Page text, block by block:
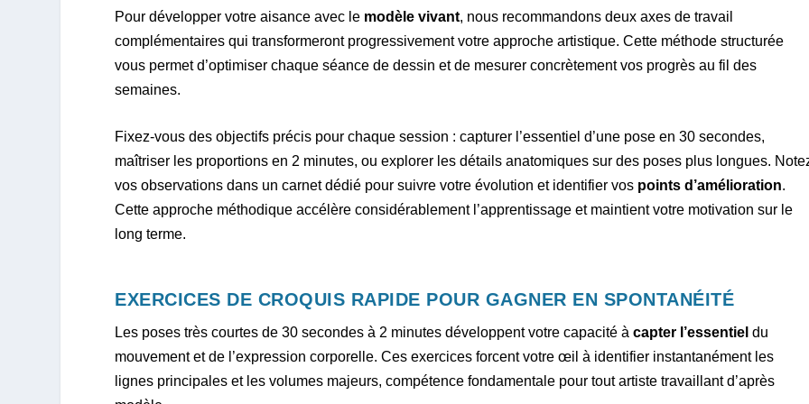
Pour développer votre aisance avec le modèle vivant, nous recommandons deux axes de travail
complémentaires qui transformeront progressivement votre approche artistique. Cette méthode structurée
vous permet d’optimiser chaque séance de dessin et de mesurer concrètement vos progrès au fil des
semaines.
Fixez-vous des objectifs précis pour chaque session : capturer l’essentiel d’une pose en 30 secondes,
maîtriser les proportions en 2 minutes, ou explorer les détails anatomiques sur des poses plus longues.
vos observations dans un carnet dédié pour suivre votre évolution et identifier vos points d’amélioration.
Cette approche méthodique accélère considérablement l’apprentissage et maintient votre motivation sur le
long terme.
EXERCICES DE CROQUIS RAPIDE POUR GAGNER EN SPONTANÉITÉ
Les poses très courtes de 30 secondes à 2 minutes développent votre capacité àcapter l’essentiel du
mouvement et de l’expression corporelle. Ces exercices forcent votre œil à identifier instantanément les
lignes principales et les volumes majeurs, compétence fondamentale pour tout artiste travaillant d’après